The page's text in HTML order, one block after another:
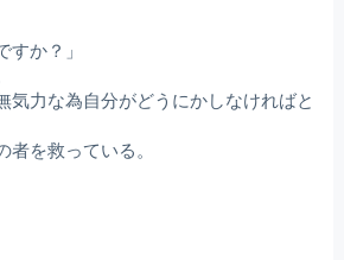
すか？」
気力な為自分がどうにかしなければと
者を救っている。